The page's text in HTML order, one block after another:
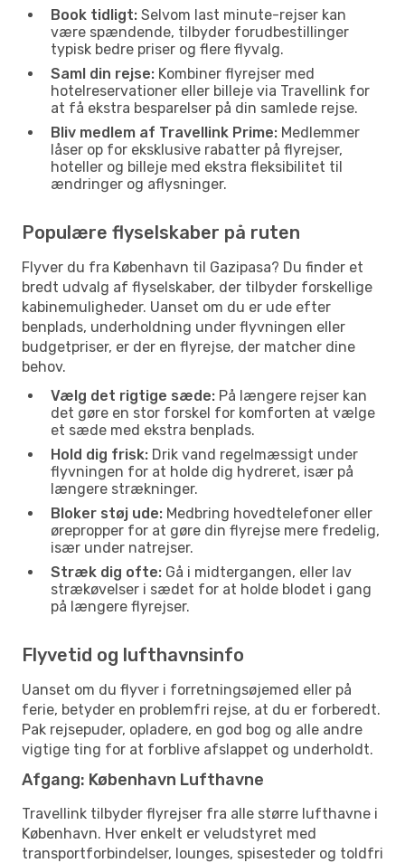
Book tidligt: Selvom last minute-rejser kan
være spændende, tilbyder forudbestillinger
typisk bedre priser og flere flyvalg.
Saml din rejse: Kombiner flyrejser med
hotelreservationer eller billeje via Travellink for
at få ekstra besparelser på din samlede rejse.
Bliv medlem af Travellink Prime: Medlemmer
låser op for eksklusive rabatter på flyrejser,
hoteller og billeje med ekstra fleksibilitet til
ændringer og aflysninger.
Populære flyselskaber på ruten
Flyver du fra København til Gazipasa? Du finder et
bredt udvalg af flyselskaber, der tilbyder forskellige
kabinemuligheder. Uanset om du er ude efter
benplads, underholdning under flyvningen eller
budgetpriser, er der en flyrejse, der matcher dine
behov.
Vælg det rigtige sæde: På længere rejser kan
det gøre en stor forskel for komforten at vælge
et sæde med ekstra benplads.
Hold dig frisk: Drik vand regelmæssigt under
flyvningen for at holde dig hydreret, især på
længere strækninger.
Bloker støj ude: Medbring hovedtelefoner eller
ørepropper for at gøre din flyrejse mere fredelig,
især under natrejser.
Stræk dig ofte: Gå i midtergangen, eller lav
strækøvelser i sædet for at holde blodet i gang
på længere flyrejser.
Flyvetid og lufthavnsinfo
Uanset om du flyver i forretningsøjemed eller på
ferie, betyder en problemfri rejse, at du er forberedt.
Pak rejsepuder, opladere, en god bog og alle andre
vigtige ting for at forblive afslappet og underholdt.
Afgang: København Lufthavne
Travellink tilbyder flyrejser fra alle større lufthavne i
København. Hver enkelt er veludstyret med
transportforbindelser, lounges, spisesteder og toldfri